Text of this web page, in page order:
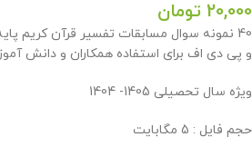
20,000 تومان
و پی دی اف برای استفاده همکاران و دانش
ویژه سال تحصیلی 1405- 1404
حجم فایل : 5 مگابایت